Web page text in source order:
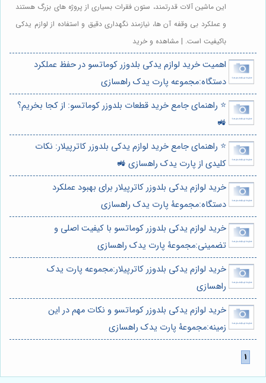
این ماشین آلات قدرتمند، ستون فقرات بسیاری از پروژه های بزرگ هستند
و عملکرد بی وقفه آن ها، نیازمند نگهداری دقیق و استفاده از لوازم یدکی
باکیفیت است. | مشاهده و خرید
اهمیت خرید لوازم یدکی بلدوزر کوماتسو در حفظ عملکرد
دستگاه:مجموعه پارت یدک راهسازی
⭐️ راهنمای جامع خرید قطعات بلدوزر کوماتسو: از کجا بخریم؟
🚜
⭐️ راهنمای جامع خرید لوازم یدکی بلدوزر کاترپیلار: نکات
کلیدی از پارت یدک راهسازی 🚜
خرید لوازم یدکی بلدوزر کاترپیلار برای بهبود عملکرد
دستگاه:مجموعۀ پارت یدک راهسازی
خرید لوازم یدکی بلدوزر کوماتسو با کیفیت اصلی و
تضمینی:مجموعۀ پارت یدک راهسازی
خرید لوازم یدکی بلدوزر کاترپیلار:مجموعه پارت یدک
راهسازی
خرید لوازم یدکی بلدوزر کوماتسو و نکات مهم در این
زمینه:مجموعۀ پارت یدک راهسازی